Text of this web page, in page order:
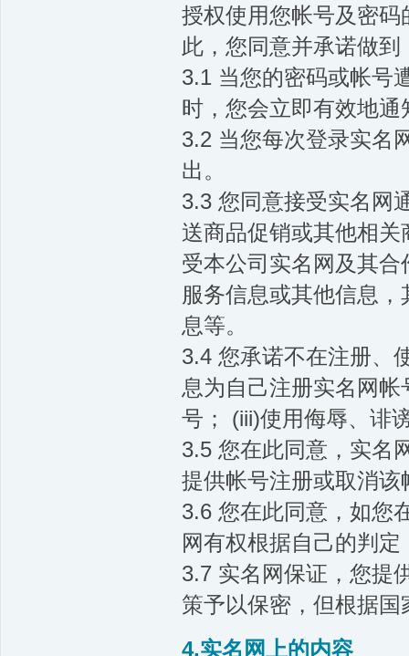
授权使用您帐号及密
此，您同意并承诺做到
3.1 当您的密码或帐号
时，您会立即有效地通
3.2 当您每次登录实名
出。
3.3 您同意接受实名网
送商品促销或其他相
受本公司实名网及其
服务信息或其他信息
息等。
3.4 您承诺不在注册、
息为自己注册实名网
号； (iii)使用侮辱、诽
3.5 您在此同意，实名
提供帐号注册或取消该
3.6 您在此同意，如您
网有权根据自己的判
3.7 实名网保证，您提
策予以保密，但根据
4.实名网上的内容